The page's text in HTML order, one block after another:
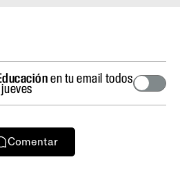
en tu email todos
Comentar